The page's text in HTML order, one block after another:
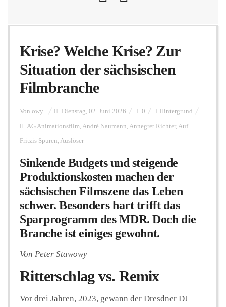
Nachrichten
Flurschelte
Personalien
FUNKTURM-Beiträge
Podcast
Unterstützen
Krise? Welche Krise? Zur
Situation der sächsischen
Filmbranche
Von owy Dienstag, 02. Juni 2026 0 Hintergrund
AG Animationsfilm, André Naumann, Annegret Richter, Auf
Fritzis Spuren, Auslöser
Sinkende Budgets und steigende
Produktionskosten machen der
sächsischen Filmszene das Leben
schwer. Besonders hart trifft das
Sparprogramm des MDR. Doch die
Branche ist einiges gewohnt.
Von Peter Stawowy
Ritterschlag vs. Remix
Vor drei Jahren, 2023, gewann der Dresdner DJ